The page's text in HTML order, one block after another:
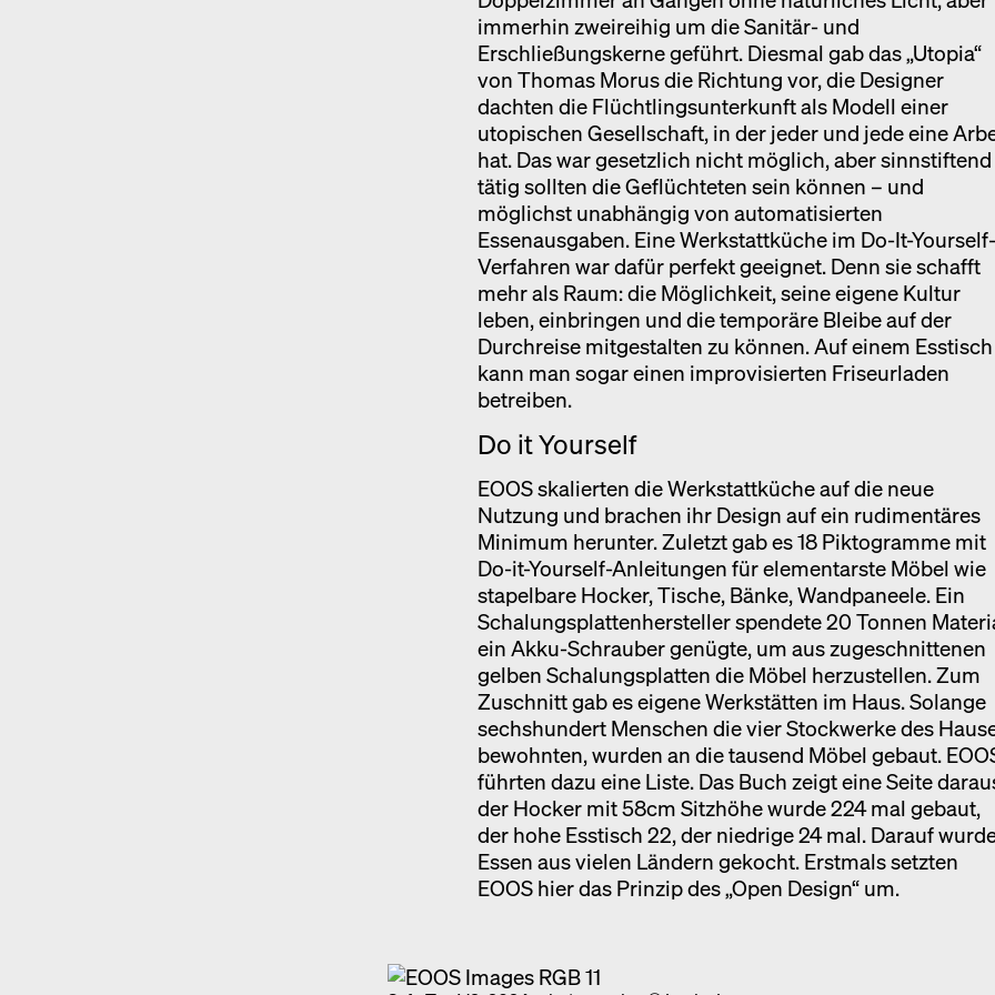
immerhin zweireihig um die Sanitär- und
Erschließungskerne geführt. Diesmal gab das „Utopia“
von Thomas Morus die Richtung vor, die Designer
dachten die Flüchtlingsunterkunft als Modell einer
utopischen Gesellschaft, in der jeder und jede eine
hat. Das war gesetzlich nicht möglich, aber sinnstiftend
tätig sollten die Geflüchteten sein können – und
möglichst unabhängig von automatisierten
Essenausgaben. Eine Werkstattküche im Do-It-
Verfahren war dafür perfekt geeignet. Denn sie schafft
mehr als Raum: die Möglichkeit, seine eigene Kultur
leben, einbringen und die temporäre Bleibe auf der
Durchreise mitgestalten zu können. Auf einem Esstisch
kann man sogar einen improvisierten Friseurladen
betreiben.
Do it Yourself
EOOS skalierten die Werkstattküche auf die neue
Nutzung und brachen ihr Design auf ein rudimentäres
Minimum herunter. Zuletzt gab es 18 Piktogramme mit
Do-it-Yourself-Anleitungen für elementarste Möbel wie
stapelbare Hocker, Tische, Bänke, Wandpaneele. Ein
Schalungsplattenhersteller spendete 20 Tonnen
ein Akku-Schrauber genügte, um aus zugeschnittenen
gelben Schalungsplatten die Möbel herzustellen. Zum
Zuschnitt gab es eigene Werkstätten im Haus. Solange
sechshundert Menschen die vier Stockwerke des
bewohnten, wurden an die tausend Möbel gebaut.
führten dazu eine Liste. Das Buch zeigt eine Seite
der Hocker mit 58cm Sitzhöhe wurde 224 mal gebaut,
der hohe Esstisch 22, der niedrige 24 mal. Darauf
Essen aus vielen Ländern gekocht. Erstmals setzten
EOOS hier das Prinzip des „Open Design“ um.